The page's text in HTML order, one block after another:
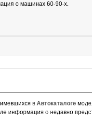
о машинах 60-90-х.
в Автокаталоге
информация о недавно